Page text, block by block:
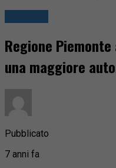
Regione
una maggiore
Pubblicato
7 anni fa